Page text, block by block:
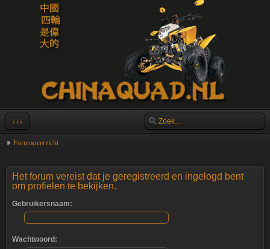
↓↓↓
Forumoverzicht
Het forum vereist dat je geregistreerd en ingelogd bent
om profielen te bekijken.
Gebruikersnaam:
Wachtwoord: